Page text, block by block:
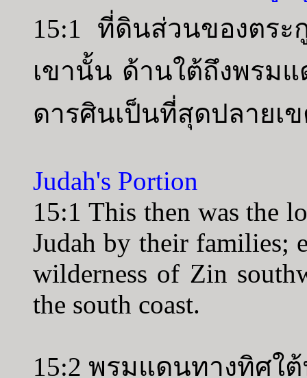
15:1 ที่ดินส่วนของตร
เขานั้น ด้านใต้ถึงพรม
ดารศินเป็นที่สุดปลายเ
Judah's Portion
15:1 This then was the
Judah by their families;
wilderness of Zin
the south coast.
15:2 พรมแดนทางทิศใ